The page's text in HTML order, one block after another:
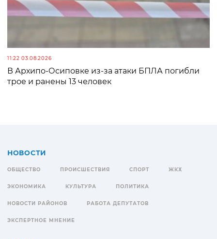
11:22 03.08.2026
В Архипо-Осиповке из-за атаки БПЛА погибли
трое и ранены 13 человек
НОВОСТИ
ОБЩЕСТВО ПРОИСШЕСТВИЯ СПОРТ ЖКХ
ЭКОНОМИКА КУЛЬТУРА ПОЛИТИКА
НОВОСТИ РАЙОНОВ РАБОТА ДЕПУТАТОВ
ЭКСПЕРТНОЕ МНЕНИЕ